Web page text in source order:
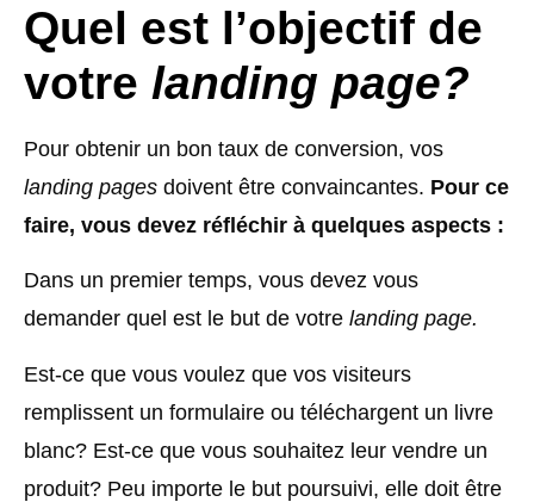
Quel est l’objectif de
votre landing page?
Pour obtenir un bon taux de conversion, vos
landing pages doivent être convaincantes. Pour ce
faire, vous devez réfléchir à quelques aspects :
Dans un premier temps, vous devez vous
demander quel est le but de votre landing page.
Est-ce que vous voulez que vos visiteurs
remplissent un formulaire ou téléchargent un livre
blanc? Est-ce que vous souhaitez leur vendre un
produit? Peu importe le but poursuivi, elle doit être